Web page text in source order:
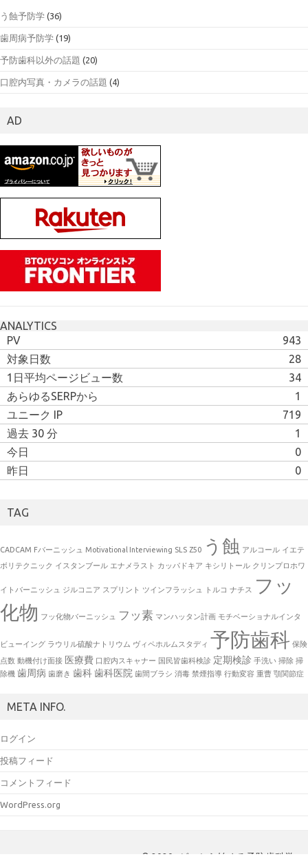
う蝕予防学 (36)
歯周病予防学 (19)
予防歯科以外の話題 (20)
口腔内写真・カメラの話題 (4)
AD
ANALYTICS
PV
943
対象日数
28
1日平均ページビュー数
34
あらゆるSERPから
1
ユニーク IP
719
過去 30 分
1
今日
0
昨日
0
TAG
CADCAM Fバーニッシュ Motivational Interviewing SLS Z50 う蝕 アルコール イエテ
ボリテクニック イスタンブール エナメラスト カッパドキア キシリトール クリンプロホワ
イトバーニッシュ ジルコニア スプリント ツインフラッシュ トルコ ナチス
フッ
化物 フッ化物バーニッシュ フッ素 マンハッタン計画 モチベーショナルインタ
ビューイング ラウリル硫酸ナトリウム ヴィペホルムスタディ 予防歯科 保険
点数 動機付け面接 医療費 口腔内スキャナー 国民皆歯科検診 定期検診 手洗い 掃除 掃
除機 歯周病 歯磨き 歯科歯科医院 歯間ブラシ 消毒 禁煙指導 行動変容 重曹 顎関節症
META INFO.
ログイン
投稿フィード
コメントフィード
WordPress.org
© 2020- ゼロから始める予防歯科学